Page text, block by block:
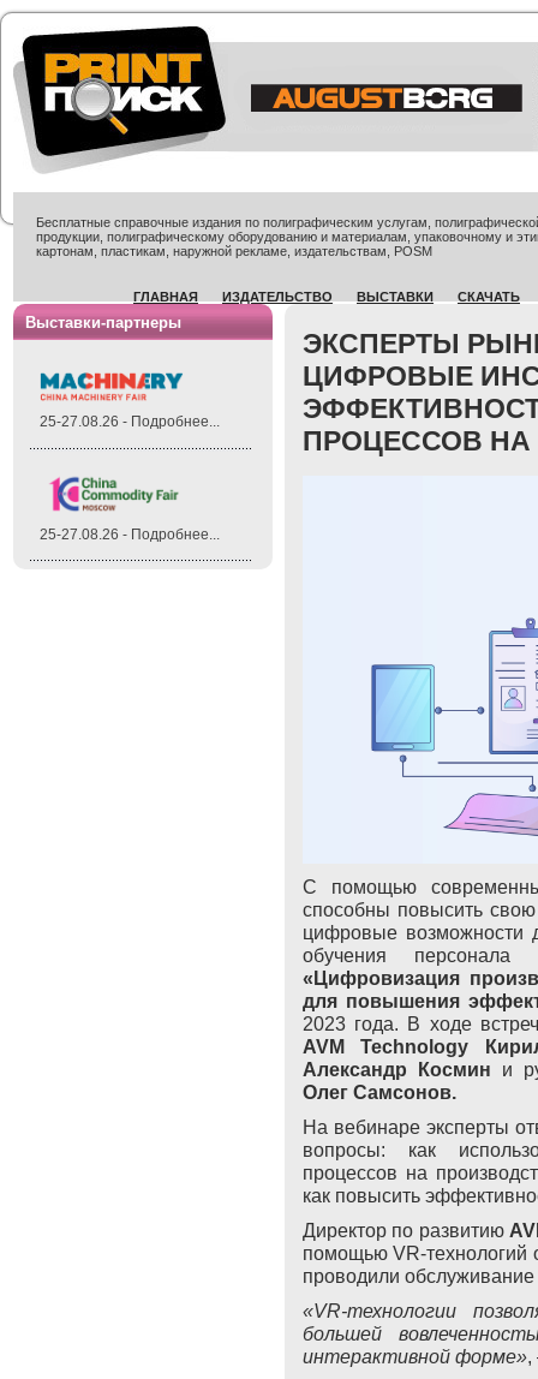
Бесплатные справочные издания по полиграфическим услугам,
продукции, полиграфическому оборудованию и материалам, упаковочному и
картонам, пластикам, наружной рекламе, издательствам, POSM
ГЛАВНАЯ ИЗДАТЕЛЬСТВО ВЫСТАВКИ СКАЧАТЬ
Выставки-партнеры
25-27.08.26 - Подробнее...
25-27.08.26 - Подробнее...
ЭКСПЕРТЫ
ЦИФРОВЫЕ
ПРОЦЕССОВ
С помощью
способны повысить
цифровые возможности
обучения
«Цифровизация
для повышения
2023 года. В ходе
AVM Technology
Александр
Космин и
Олег Самсонов.
На вебинаре эксперты
вопросы: как
процессов на
как повысить
Директор по развитию
помощью VR-технологий
проводили
«VR-технологии
большей
интерактивной форме»,